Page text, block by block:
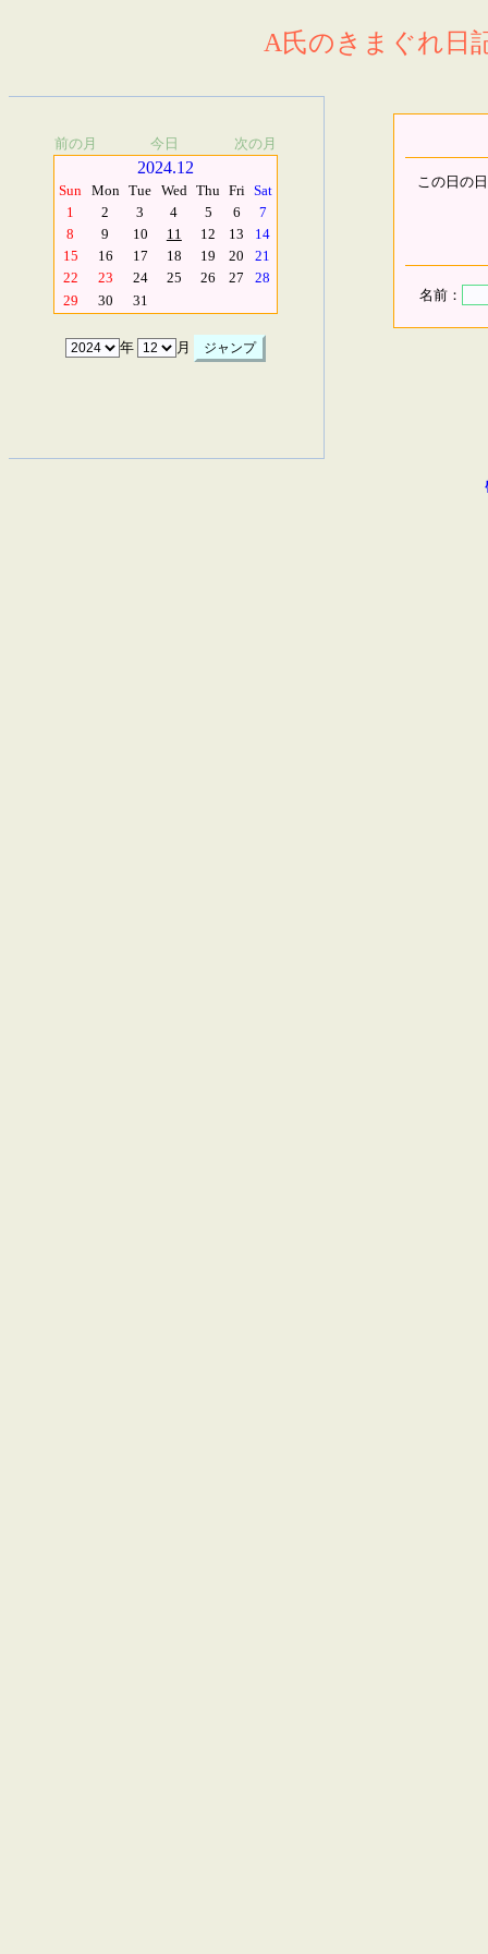
A氏のきまぐれ日
前の月 今日 次の月
2024.12
Sun Mon Tue Wed Thu Fri Sat
1
2 3 4 5 6
7
8
9 10 11 12 13
14
15
16 17 18 19 20
21
22
23 24 25 26 27
28
29
30 31
年 月
この日の
名前：